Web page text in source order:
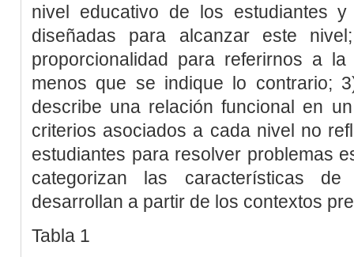
nivel educativo de los estudiantes
diseñadas para alcanzar este
proporcionalidad para referirnos a
menos que se indique lo contrario;
describe una relación funcional en
criterios asociados a cada nivel no
estudiantes para resolver problemas
categorizan las características
desarrollan a partir de los contextos
Tabla 1